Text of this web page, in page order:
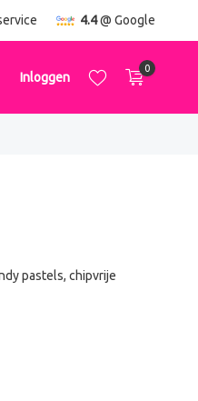
4.4@ Google
Inloggen
0
pastels, chipvrije